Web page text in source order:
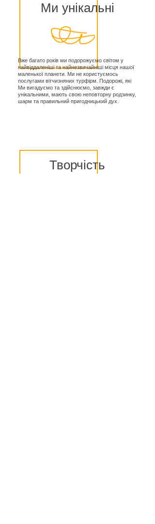
Ми унікальні
Вже багато років ми подорожуємо світом у
найвіддаленіші та найнезвичайніші місця нашої
маленької планети. Ми не користуємось
послугами вітчизняних турфірм. Подорожі, які
Ми вигадуємо та здійснюємо, завжди є
унікальними, мають свою неповторну родзинку,
шарм та правильний пригодницький дух.
Творчість